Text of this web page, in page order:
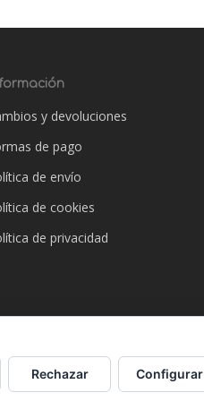
y devoluciones
de pago
de envío
de cookies
de privacidad
Rechazar Configurar